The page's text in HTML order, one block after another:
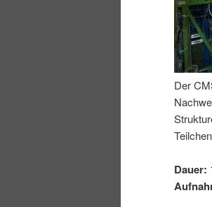
n
I
l
r
e
h
Der
Dauer: